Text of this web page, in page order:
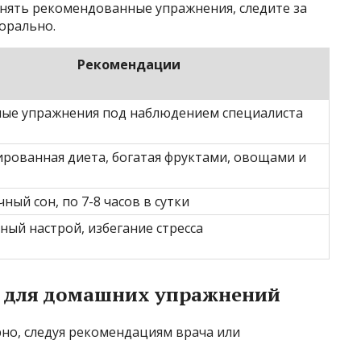
рекомендованные упражнения, следите за
Рекомендации
упражнения под наблюдением специалиста
диета, богатая фруктами, овощами и
сон, по 7-8 часов в сутки
настрой, избегание стресса
для домашних упражнений
следуя рекомендациям врача или